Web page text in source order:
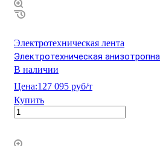
Электротехническая лента
Электротехническая
В наличии
Цена:127 095 руб/т
Купить